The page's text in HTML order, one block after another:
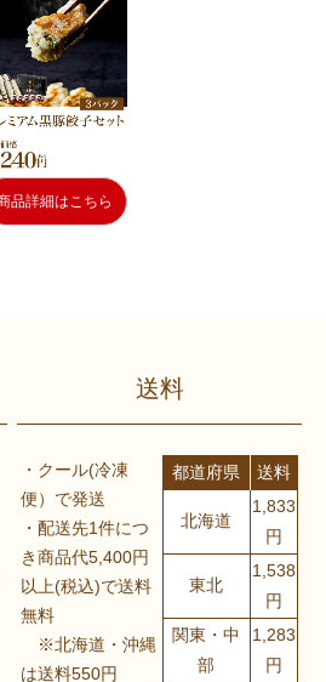
品詳細はこちら
送料
・クール(冷凍
便）で発送
・配送先1件につ
き商品代5,400円
以上(税込)で送料
無料
※北海道・沖縄
は送料550円
都道府県 送料
北海道
1,833
円
東北
1,538
円
関東・中
部
1,283
円